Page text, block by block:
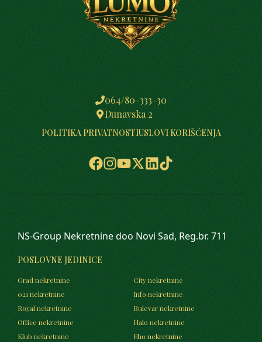
064/80-333-30
Dunavska 2
POLITIKA PRIVATNOSTIUSLOVI KORIŠĆENJA
NS-Group Nekretnine doo Novi Sad, Reg.br. 711
POSLOVNE JEDINICE
Grad nekretnine
City nekretnine
021 nekretnine
Info nekretnine
Royal nekretnine
Bulevar nekretnine
Office nekretnine
Halo nekretnine
Klub nekretnine
Eho nekretnine